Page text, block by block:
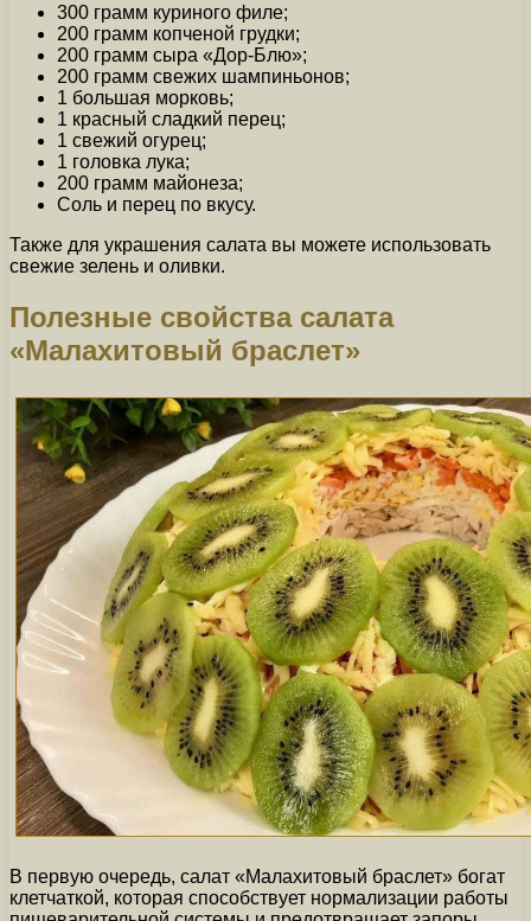
300 грамм куриного филе;
200 грамм копченой грудки;
200 грамм сыра «Дор-Блю»;
200 грамм свежих шампиньонов;
1 большая морковь;
1 красный сладкий перец;
1 свежий огурец;
1 головка лука;
200 грамм майонеза;
Соль и перец по вкусу.
Также для украшения салата вы можете использовать
свежие зелень и оливки.
Полезные свойства салата
«Малахитовый браслет»
В первую очередь, салат «Малахитовый браслет» богат
клетчаткой, которая способствует нормализации работы